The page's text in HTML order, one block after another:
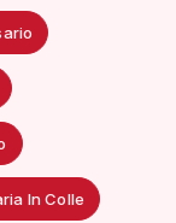
In Colle